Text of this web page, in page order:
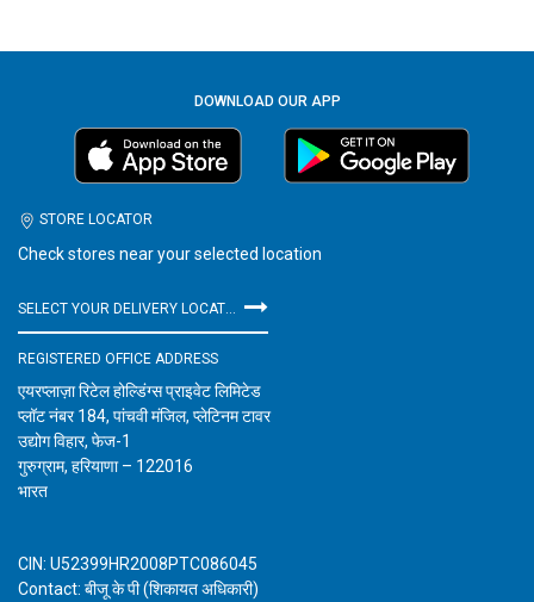
DOWNLOAD OUR APP
STORE LOCATOR
Check stores near your selected location
REGISTERED OFFICE ADDRESS
एयरप्लाज़ा रिटेल होल्डिंग्स प्राइवेट लिमिटेड
प्लॉट नंबर 184, पांचवी मंजिल, प्लेटिनम टावर
उद्योग विहार, फेज-1
गुरुग्राम, हरियाणा – 122016
भारत
CIN: U52399HR2008PTC086045
Contact: बीजू के पी (शिकायत अधिकारी)